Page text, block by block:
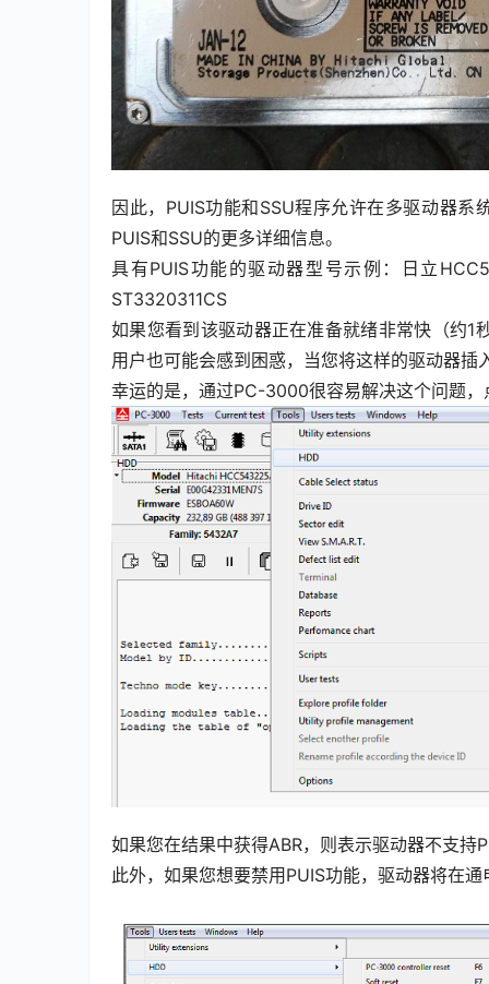
因此，PUIS功能和SSU程序允许在多驱动器
PUIS和SSU的更多详细信息。
具有PUIS功能的驱动器型号示例：日立
ST3320311CS
如果您看到该驱动器正在准备就绪非常快（约1
用户也可能会感到困惑，当您将这样的驱动器
幸运的是，通过PC-3000很容易解决这个问题，
如果您在结果中获得ABR，则表示驱动器不支持
此外，如果您想要禁用PUIS功能，驱动器将在